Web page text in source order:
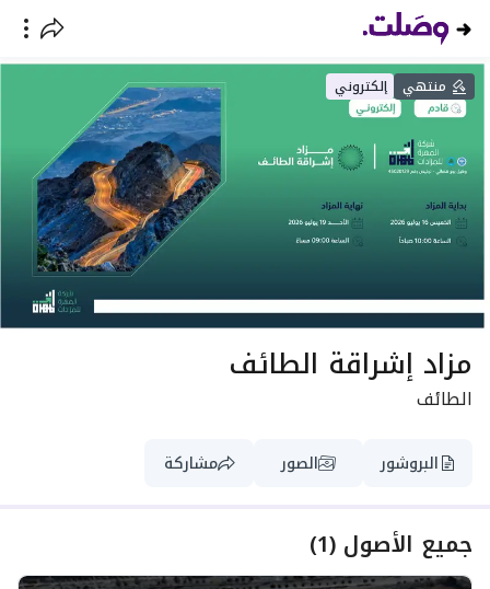
منتهي إلكتروني
مزاد إشراقة الطائف
الطائف
البروشور الصور مشاركة
جميع الأصول (
1
)